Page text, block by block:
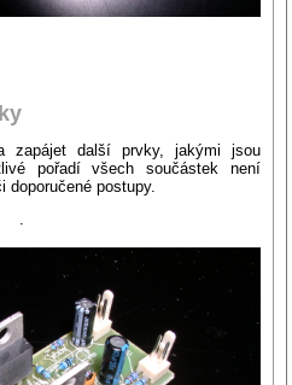
zapájet další prvky, jakými jsou
pořadí všech součástek není
postupy.
.